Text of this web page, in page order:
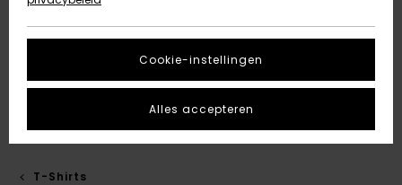
T-Shirts
Cookie-instellingen
Alles accepteren